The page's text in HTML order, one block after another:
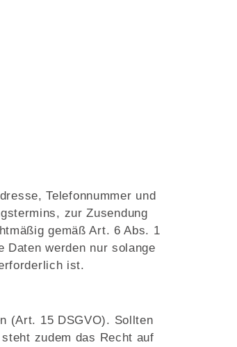
Telefonnummer und
zur Zusendung
gemäß Art. 6 Abs. 1
werden nur solange
ist.
(Art. 15 DSGVO). Sollten
zudem das Recht auf